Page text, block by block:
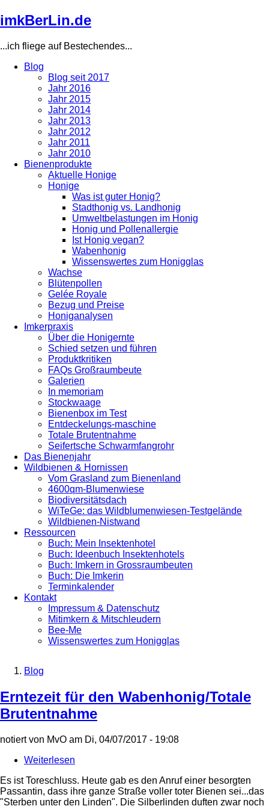
Direkt
zum
imkBerLin.de
...ich fliege auf Bestechendes...
navigation
Blog
Blog seit 2017
Jahr 2016
Jahr 2015
Jahr 2014
Jahr 2013
Jahr 2012
Jahr 2011
Jahr 2010
Bienenprodukte
Aktuelle Honige
Honige
Was ist guter Honig?
Stadthonig vs. Landhonig
Umweltbelastungen im Honig
Honig und Pollenallergie
Ist Honig vegan?
Wabenhonig
Wissenswertes zum Honigglas
Wachse
Blütenpollen
Gelée Royale
Bezug und Preise
Honiganalysen
Imkerpraxis
Über die Honigernte
Schied setzen und führen
Produktkritiken
FAQs Großraumbeute
Galerien
In memoriam
Stockwaage
Bienenbox im Test
Entdeckelungs-maschine
Totale Brutentnahme
Seifertsche Schwarmfangrohr
Das Bienenjahr
Wildbienen & Hornissen
Vom Grasland zum Bienenland
4600qm-Blumenwiese
Biodiversitätsdach
WiTeGe: das Wildblumenwiesen-Testgelände
Wildbienen-Nistwand
Ressourcen
Buch: Mein Insektenhotel
Buch: Ideenbuch Insektenhotels
Buch: Imkern in Grossraumbeuten
Buch: Die Imkerin
Terminkalender
Kontakt
Impressum & Datenschutz
Mitimkern & Mitschleudern
Bee-Me
Wissenswertes zum Honigglas
Blog
Erntezeit für den Wabenhonig/Totale
Brutentnahme
notiert von MvO am Di, 04/07/2017 - 19:08
Weiterlesen
für
den
Wabenhonig/Totale
Es ist Toreschluss. Heute gab es den Anruf einer besorgten
Passantin, dass ihre ganze Straße voller toter Bienen sei...das
"Sterben unter den Linden". Die Silberlinden duften zwar noch